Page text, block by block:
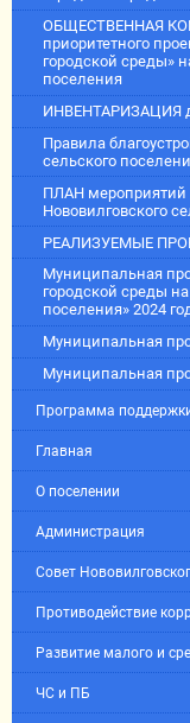
ОБЩЕСТВЕННАЯ
приоритетного
городской среды»
поселения
ИНВЕНТАРИЗАЦИЯ
Правила
сельского
ПЛАН мероприятий
Нововилговского
РЕАЛИЗУЕМЫЕ
Муниципальная
городской среды
поселения» 2024
Муниципальная
Муниципальная
Программа
Главная
О поселении
Администрация
Совет
Противодействие
Развитие малого и
ЧС и ПБ